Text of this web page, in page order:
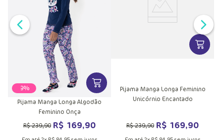
29% VER MAIS INFORMAÇÕES DO
Pijama Manga Longa Algodão
Feminino Onça
R$239,90 R$ 169,90
VER
Pijama Manga Longa Feminino
Unicórnio Encantado
R$239,90 R$ 169,90